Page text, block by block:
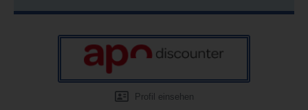
Profil einsehen